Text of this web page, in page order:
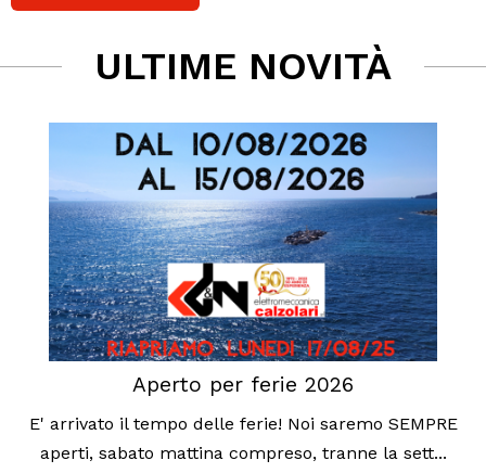
ULTIME NOVITÀ
Aperto per ferie 2026
E' arrivato il tempo delle ferie! Noi saremo SEMPRE
aperti, sabato mattina compreso, tranne la sett...